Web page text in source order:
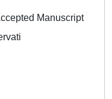
Manuscript